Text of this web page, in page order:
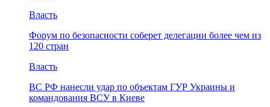
Власть
Форум по безопасности соберет делегации более чем из
120 стран
Власть
ВС РФ нанесли удар по объектам ГУР Украины и
командования ВСУ в Киеве